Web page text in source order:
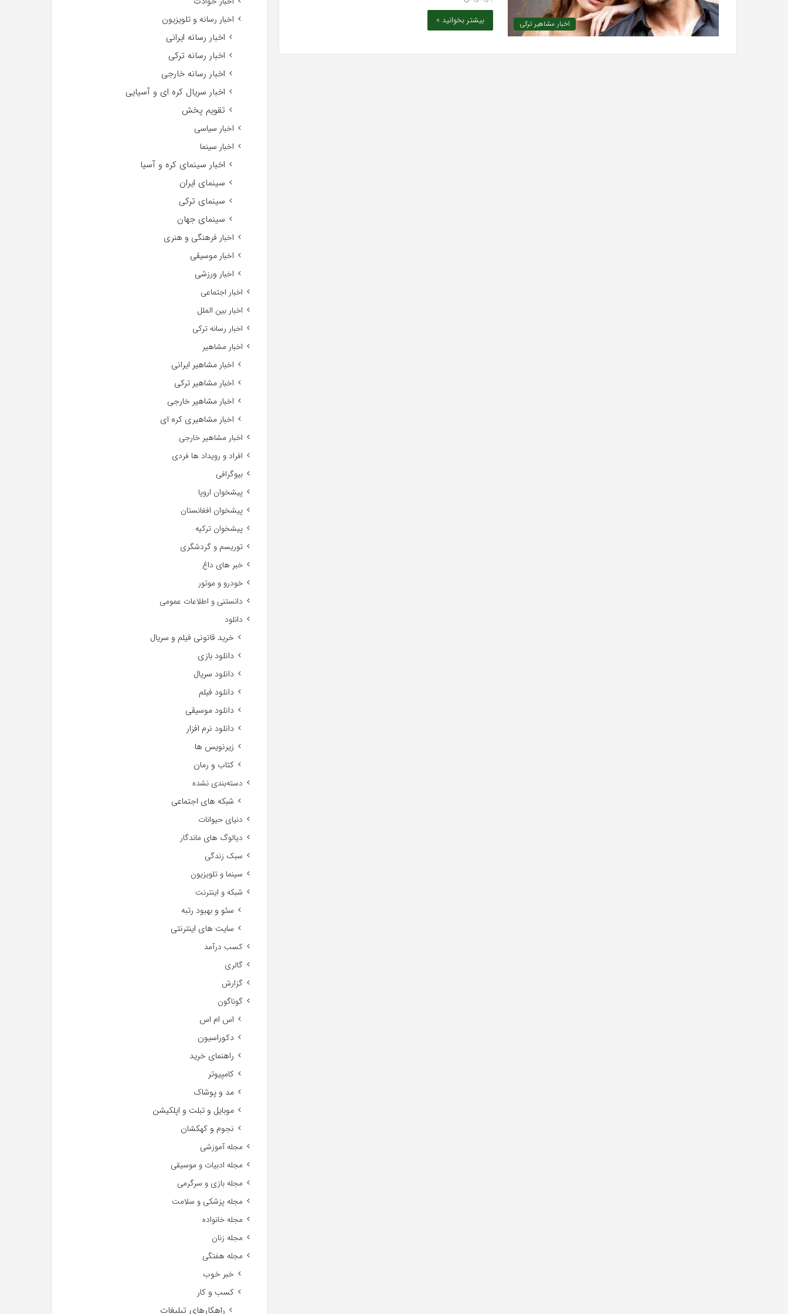
اخبار مشاهیر ترکی
بیشتر بخوانید »
اخبار رسانه و تلویزیون
اخبار رسانه ایرانی
اخبار رسانه ترکی
اخبار رسانه خارجی
اخبار سریال کره ای و آسیایی
تقویم پخش
اخبار سیاسی
اخبار سینما
اخبار سینمای کره و آسیا
سینمای ایران
سینمای ترکی
سینمای جهان
اخبار فرهنگی و هنری
اخبار موسیقی
اخبار ورزشی
اخبار اجتماعی
اخبار بین الملل
اخبار رسانه ترکی
اخبار مشاهیر
اخبار مشاهیر ایرانی
اخبار مشاهیر ترکی
اخبار مشاهیر خارجی
اخبار مشاهیری کره ای
اخبار مشاهیر خارجی
افراد و رویداد ها فردی
بیوگرافی
پیشخوان اروپا
پیشخوان افغانستان
پیشخوان ترکیه
توریسم و گردشگری
خبر های داغ
خودرو و موتور
دانستنی و اطلاعات عمومی
دانلود
خرید قانونی فیلم و سریال
دانلود بازی
دانلود سریال
دانلود فیلم
دانلود موسیقی
دانلود نرم افزار
زیرنویس ها
کتاب و رمان
دسته‌بندی نشده
شبکه های اجتماعی
دنیای حیوانات
دیالوگ های ماندگار
سبک زندگی
سینما و تلویزیون
شبکه و اینترنت
سئو و بهبود رتبه
سایت های اینترنتی
کسب درآمد
گالری
گزارش
گوناگون
اس ام اس
دکوراسیون
راهنمای خرید
کامپیوتر
مد و پوشاک
موبایل و تبلت و اپلکیشن
نجوم و کهکشان
مجله آموزشی
مجله ادبیات و موسیقی
مجله بازی و سرگرمی
مجله پزشکی و سلامت
مجله خانواده
مجله زنان
مجله هفتگی
خبر خوب
کسب و کار
راهکارهای تبلیغات